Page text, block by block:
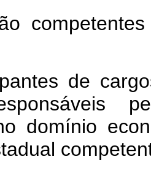
de
domínio